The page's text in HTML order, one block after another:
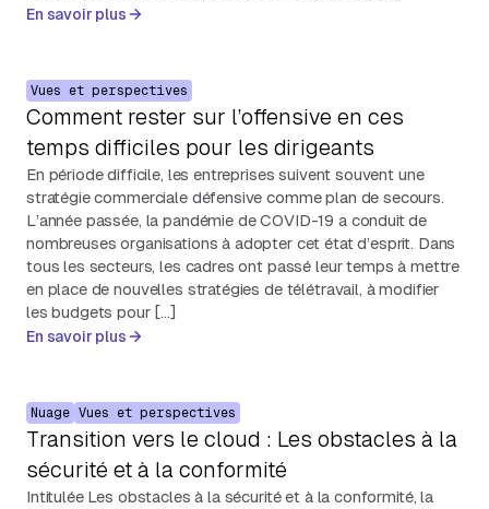
En savoir plus
Vues et perspectives
Comment rester sur l’offensive en ces
temps difficiles pour les dirigeants
En période difficile, les entreprises suivent souvent une
stratégie commerciale défensive comme plan de secours.
L’année passée, la pandémie de COVID-19 a conduit de
nombreuses organisations à adopter cet état d’esprit. Dans
tous les secteurs, les cadres ont passé leur temps à mettre
en place de nouvelles stratégies de télétravail, à modifier
les budgets pour […]
En savoir plus
Nuage Vues et perspectives
Transition vers le cloud : Les obstacles à la
sécurité et à la conformité
Intitulée Les obstacles à la sécurité et à la conformité, la